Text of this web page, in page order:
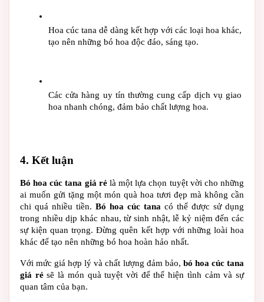
Hoa cúc tana dễ dàng kết hợp với các loại hoa khác,
tạo nên những bó hoa độc đáo, sáng tạo.
Các cửa hàng uy tín thường cung cấp dịch vụ giao
hoa nhanh chóng, đảm bảo chất lượng hoa.
4. Kết luận
Bó hoa cúc tana giá rẻ là một lựa chọn tuyệt vời cho những
ai muốn gửi tặng một món quà hoa tươi đẹp mà không cần
chi quá nhiều tiền. Bó hoa cúc tana có thể được sử dụng
trong nhiều dịp khác nhau, từ sinh nhật, lễ kỷ niệm đến các
sự kiện quan trọng. Đừng quên kết hợp với những loài hoa
khác để tạo nên những bó hoa hoàn hảo nhất.
Với mức giá hợp lý và chất lượng đảm bảo, bó hoa cúc tana
giá rẻ sẽ là món quà tuyệt vời để thể hiện tình cảm và sự
quan tâm của bạn.